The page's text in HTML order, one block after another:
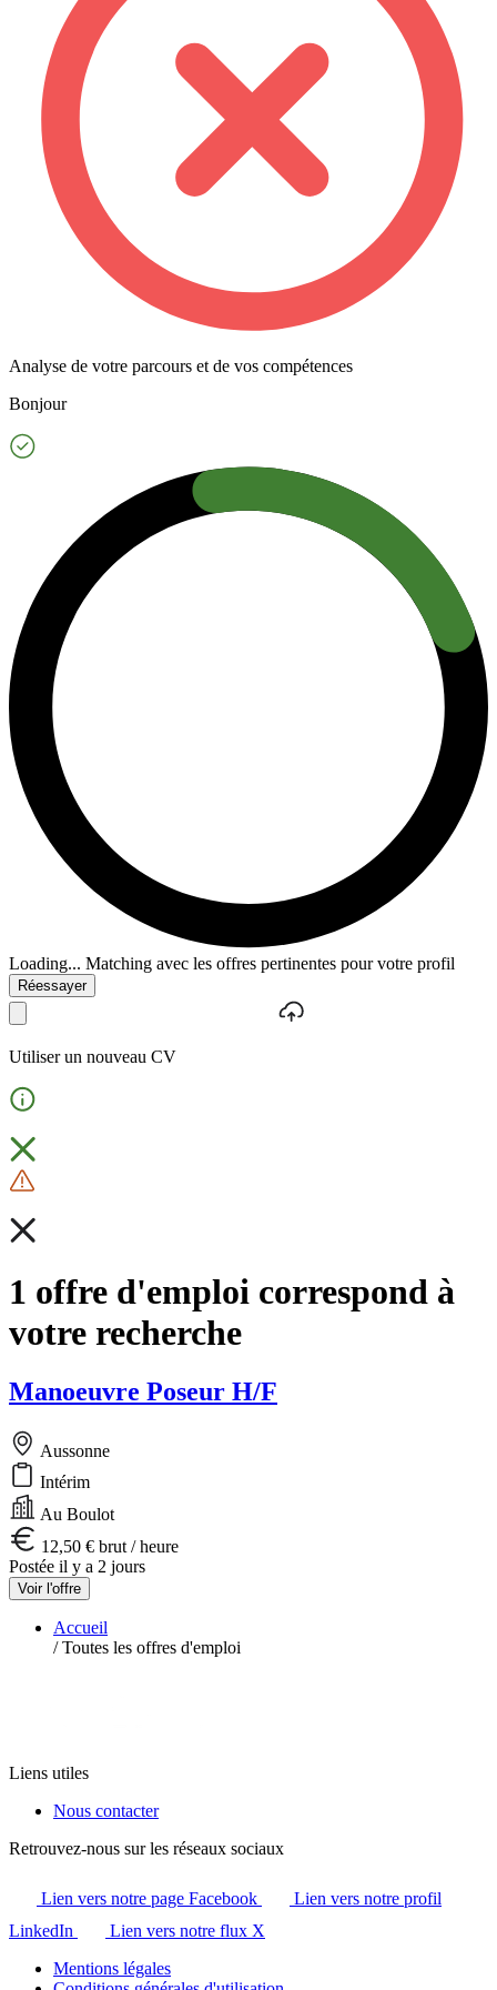
Analyse de votre parcours et de vos compétences
Bonjour
Loading... Matching avec les offres pertinentes pour votre profil
Réessayer
Utiliser un nouveau CV
1 offre d'emploi correspond à
votre recherche
Manoeuvre Poseur H/F
Aussonne
Intérim
Au Boulot
12,50 € brut / heure
Postée il y a 2 jours
Voir l'offre
Accueil
/ Toutes les offres d'emploi
Liens utiles
Nous contacter
Retrouvez-nous sur les réseaux sociaux
Lien vers notre page Facebook
Lien vers notre profil
LinkedIn
Lien vers notre flux X
Mentions légales